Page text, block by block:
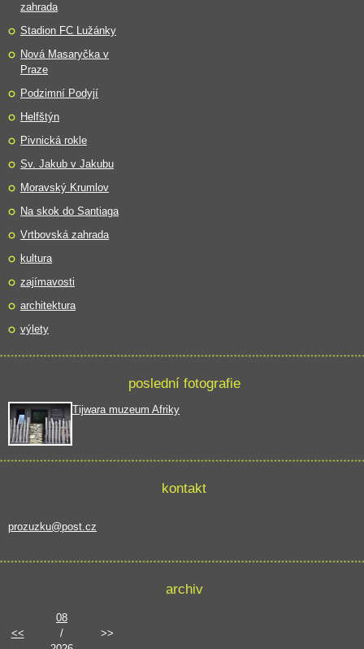
zahrada
Stadion FC Lužánky
Nová Masaryčka v
Praze
Podzimní Podyjí
Helfštýn
Pivnická rokle
Sv. Jakub v Jakubu
Moravský Krumlov
Na skok do Santiaga
Vrtbovská zahrada
kultura
zajímavosti
architektura
výlety
poslední fotografie
Tijwara muzeum Afriky
kontakt
prozuzku@post.cz
archiv
<<
08
/
>>